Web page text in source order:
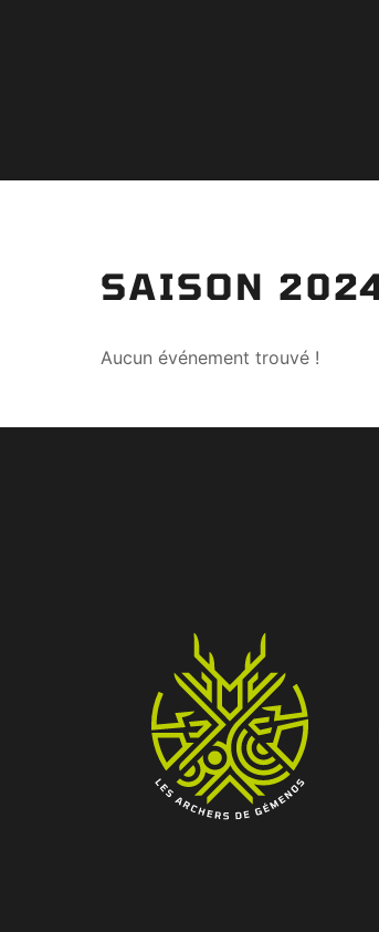
SAISON
Aucun événement trouvé !